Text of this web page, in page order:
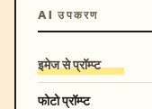
AI उपकरण
इमेज से प्रॉम्प्ट
फोटो प्रॉम्प्ट